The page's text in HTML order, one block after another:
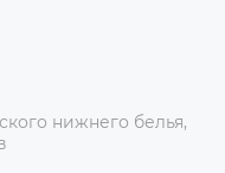
нижнего белья,